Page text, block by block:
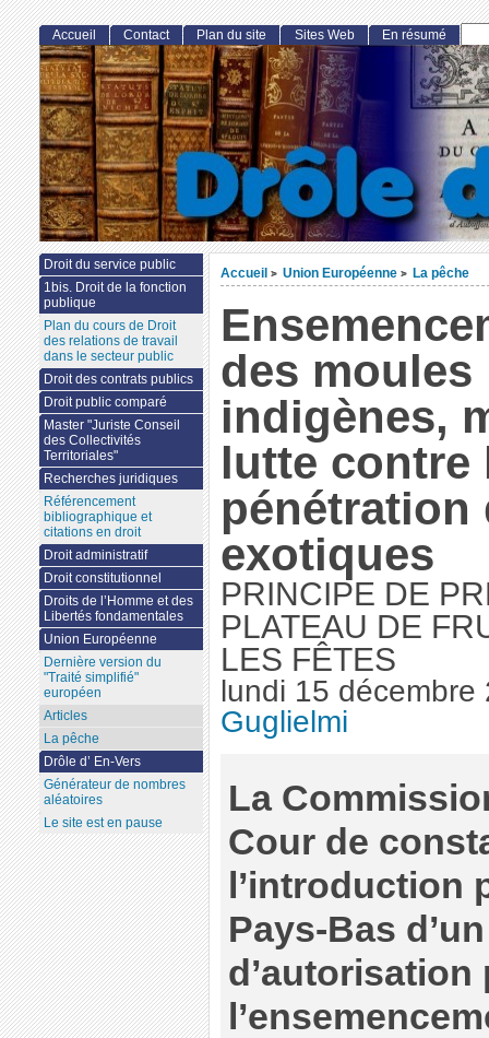
Accueil > Union Européenne > La pêche
des moules
indigènes,
lutte contre
pénétration
exotiques
PRINCIPE DE
PLATEAU DE
LES FÊTES
lundi 15 décembre
Guglielmi
La
Cour de
l’introduction
Pays-Bas
d’autorisation
Accueil Contact Plan du site Sites Web En résumé
Droit du service public
1bis. Droit de la fonction
publique
Plan du cours de Droit
des relations de travail
dans le secteur public
Droit des contrats publics
Droit public comparé
Master "Juriste Conseil
des Collectivités
Territoriales"
Recherches juridiques
Référencement
bibliographique et
citations en droit
Droit administratif
Droit constitutionnel
Droits de l’Homme et des
Libertés fondamentales
Union Européenne
Dernière version du
"Traité simplifié"
européen
Articles
La pêche
Drôle d’ En-Vers
Générateur de nombres
aléatoires
Le site est en pause